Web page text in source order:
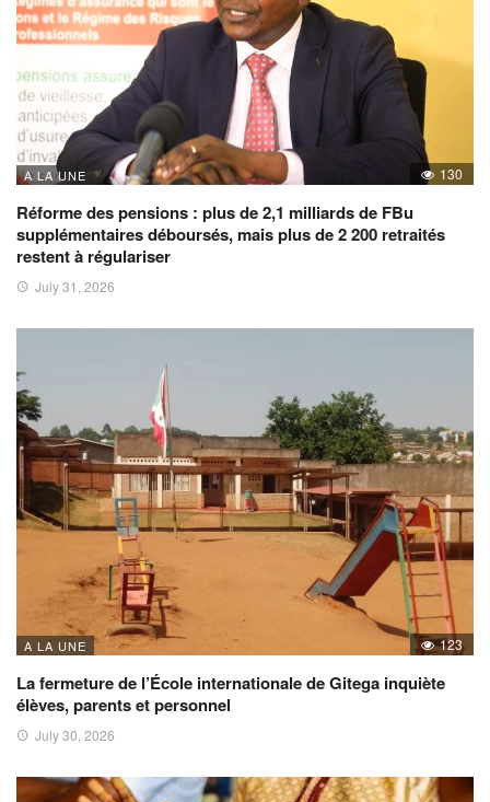
A LA UNE 130
Réforme des pensions : plus de 2,1 milliards de FBu
supplémentaires déboursés, mais plus de 2 200 retraités
restent à régulariser
July 31, 2026
A LA UNE 123
La fermeture de l’École internationale de Gitega inquiète
élèves, parents et personnel
July 30, 2026